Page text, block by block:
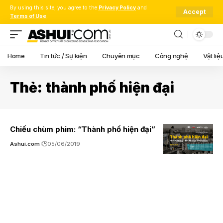
By using this site, you agree to the Privacy Policy and
Terms of Use.
Accept
Home Tin tức / Sự kiện Chuyên mục Công nghệ Vật
Thẻ: thành phố hiện đại
Chiếu chùm phim: “Thành phố hiện đại”
Ashui.com 05/06/2019